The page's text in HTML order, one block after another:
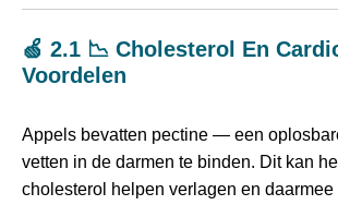
🍏 2.1 📉 Cholesterol En
Voordelen
Appels bevatten pectine — een
vetten in de darmen te binden. Dit kan
cholesterol helpen verlagen en